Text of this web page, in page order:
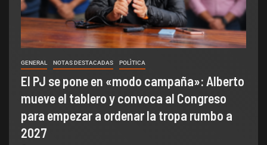
GENERAL NOTAS DESTACADAS POLÌTICA
El PJ se pone en «modo campaña»: Alberto
mueve el tablero y convoca al Congreso
para empezar a ordenar la tropa rumbo a
2027